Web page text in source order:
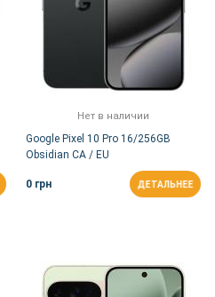
Нет в наличии
Google Pixel 10 Pro 16/256GB
Obsidian CA / EU
0 грн ДЕТАЛЬНЕЕ